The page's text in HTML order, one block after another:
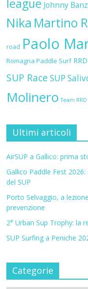
league Johnny
Nika Martino
road Paolo
Romagna Paddle Surf RRD
SUP Race SUP
Molinero Team RRD
Ultimi articoli
AirSUP a Gallico: prima
Gallico Paddle Fest
del SUP
Porto Selvaggio, a
prevenzione
2° Urban Sup Trophy: la
SUP Surfing a Peniche
Categorie